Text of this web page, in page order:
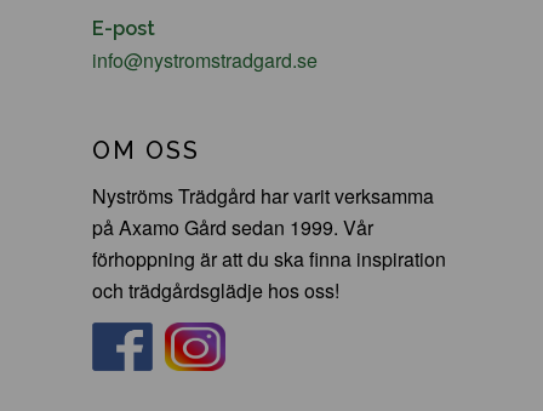
E-post
info@nystromstradgard.se
OM OSS
Nyströms Trädgård har varit verksamma
på Axamo Gård sedan 1999. Vår
förhoppning är att du ska finna inspiration
och trädgårdsglädje hos oss!